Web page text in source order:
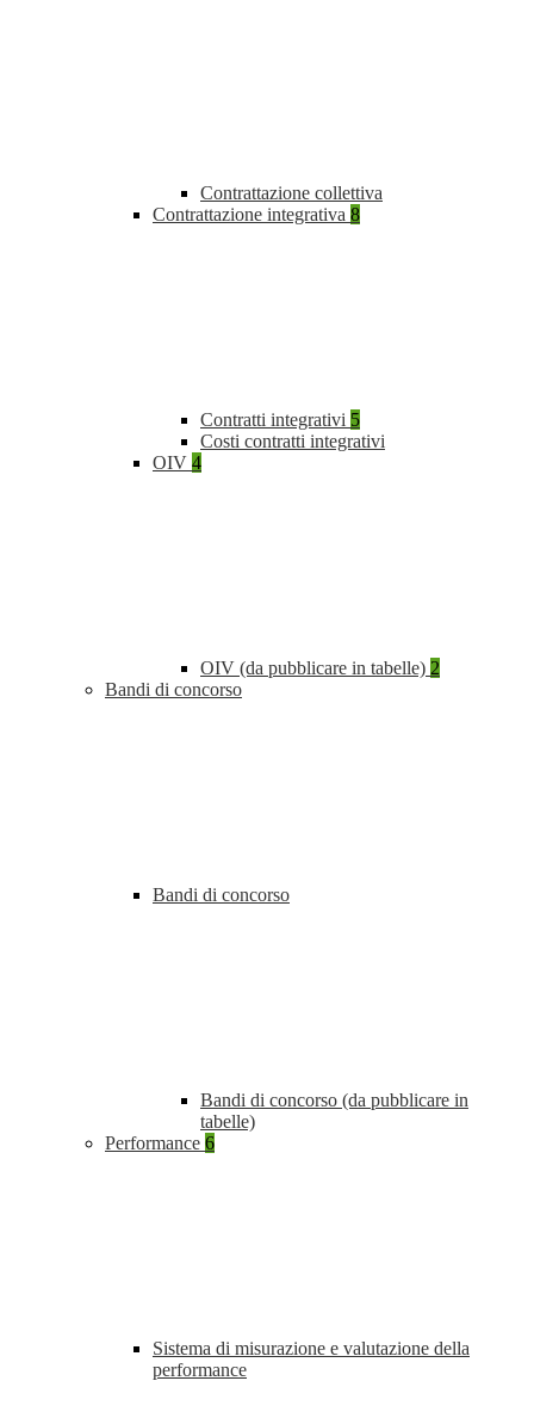
Contrattazione collettiva
Contrattazione integrativa 8
Contratti integrativi 5
Costi contratti integrativi
OIV 4
OIV (da pubblicare in tabelle) 2
Bandi di concorso
Bandi di concorso
Bandi di concorso (da pubblicare in
tabelle)
Performance 6
Sistema di misurazione e valutazione della
performance